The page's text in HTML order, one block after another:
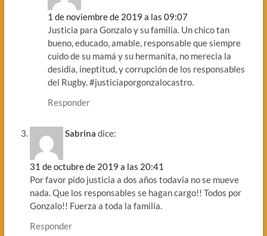
1 de noviembre de 2019 a las 09:07
Justicia para Gonzalo y su familia. Un chico tan
bueno, educado, amable, responsable que siempre
cuido de su mamá y su hermanita, no merecia la
desidia, ineptitud, y corrupción de los responsables
del Rugby. #justiciaporgonzalocastro.
Responder
Sabrina dice:
31 de octubre de 2019 a las 20:41
Por favor pido justicia a dos años todavia no se mueve
nada. Que los responsables se hagan cargo!! Todos por
Gonzalo!! Fuerza a toda la familia.
Responder